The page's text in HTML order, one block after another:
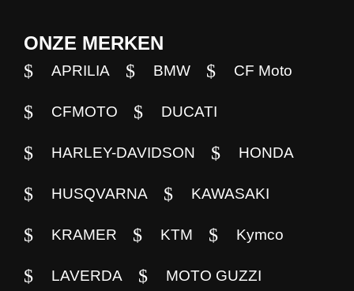
ONZE MERKEN
APRILIA BMW CF Moto
CFMOTO DUCATI
HARLEY-DAVIDSON HONDA
HUSQVARNA KAWASAKI
KRAMER KTM Kymco
LAVERDA MOTO GUZZI